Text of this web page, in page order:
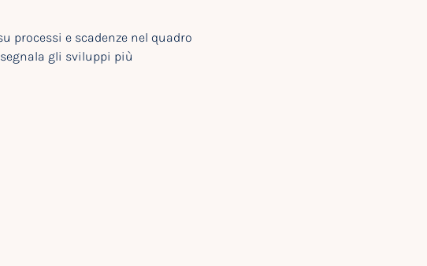
processi e scadenze nel quadro
segnala gli sviluppi più